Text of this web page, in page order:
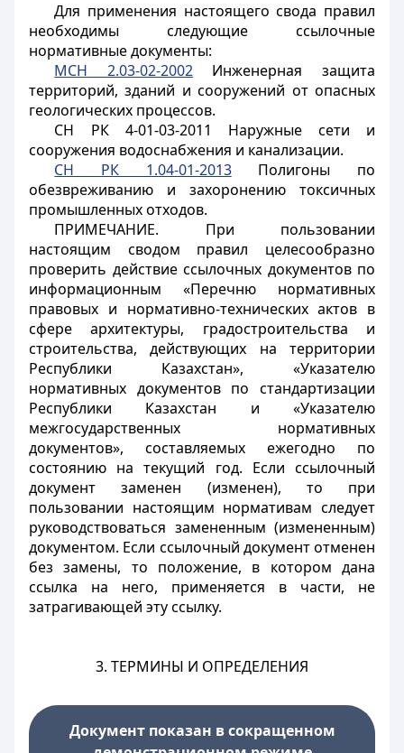
Для применения настоящего свода правил
необходимы следующие ссылочные
нормативные документы:
МСН 2.03-02-2002Инженерная защита
территорий, зданий и сооружений от опасных
геологических процессов.
СН РК 4-01-03-2011 Наружные сети и
сооружения водоснабжения и канализации.
СН РК 1.04-01-2013Полигоны по
обезвреживанию и захоронению токсичных
промышленных отходов.
ПРИМЕЧАНИЕ. При пользовании
настоящим сводом правил целесообразно
проверить действие ссылочных документов по
информационным «Перечню нормативных
правовых и нормативно-технических актов в
сфере архитектуры, градостроительства и
строительства, действующих на территории
Республики Казахстан», «Указателю
нормативных документов по стандартизации
Республики Казахстан и «Указателю
межгосударственных нормативных
документов», составляемых ежегодно по
состоянию на текущий год. Если ссылочный
документ заменен (изменен), то при
пользовании настоящим нормативам следует
руководствоваться замененным (измененным)
документом. Если ссылочный документ отменен
без замены, то положение, в котором дана
ссылка на него, применяется в части, не
затрагивающей эту ссылку.
3. ТЕРМИНЫ И ОПРЕДЕЛЕНИЯ
Документ показан в сокращенном